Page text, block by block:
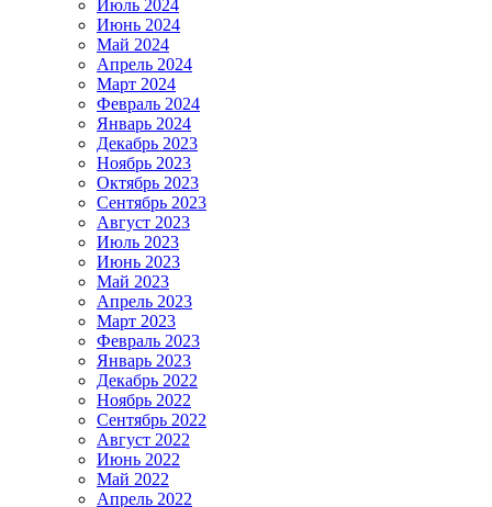
Июль 2024
Июнь 2024
Май 2024
Апрель 2024
Март 2024
Февраль 2024
Январь 2024
Декабрь 2023
Ноябрь 2023
Октябрь 2023
Сентябрь 2023
Август 2023
Июль 2023
Июнь 2023
Май 2023
Апрель 2023
Март 2023
Февраль 2023
Январь 2023
Декабрь 2022
Ноябрь 2022
Сентябрь 2022
Август 2022
Июнь 2022
Май 2022
Апрель 2022